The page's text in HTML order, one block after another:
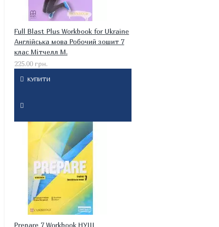
Full Blast Plus Workbook for Ukraine
Англійська мова Робочий зошит 7
клас Мітчелл М.
225.00 грн.
КУПИТИ
Prepare 7 Workbook НУШ